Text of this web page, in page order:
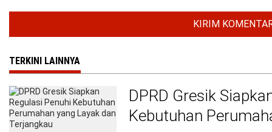
TERKINI LAINNYA
DPRD Gresik
Kebutuhan